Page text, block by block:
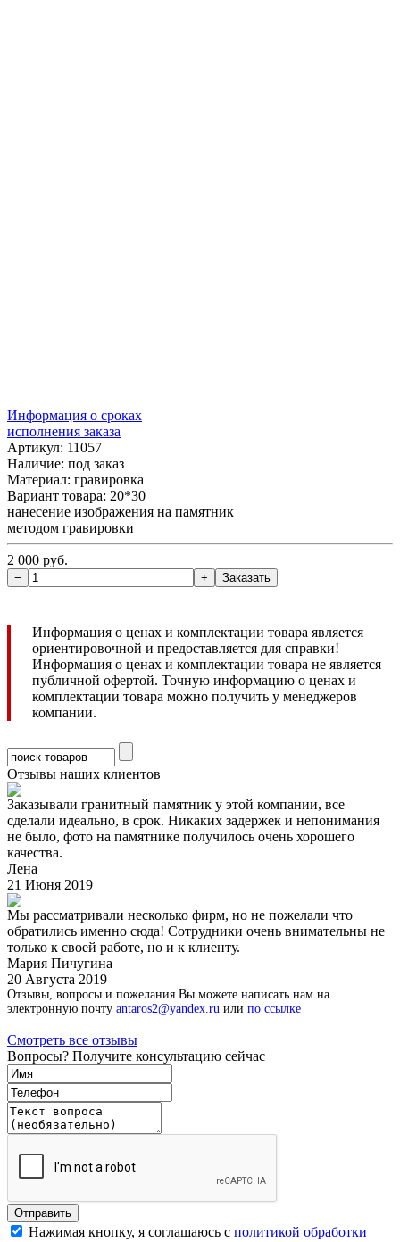
Информация о сроках
исполнения заказа
Артикул: 11057
Наличие: под заказ
Материал: гравировка
Вариант товара: 20*30
нанесение изображения на памятник
методом гравировки
2 000 руб.
Информация о ценах и комплектации товара является
ориентировочной и предоставляется для справки!
Информация о ценах и комплектации товара не является
публичной офертой. Точную информацию о ценах и
комплектации товара можно получить у менеджеров
компании.
Отзывы наших клиентов
Заказывали гранитный памятник у этой компании, все
сделали идеально, в срок. Никаких задержек и непонимания
не было, фото на памятнике получилось очень хорошего
качества.
Лена
21 Июня 2019
Мы рассматривали несколько фирм, но не пожелали что
обратились именно сюда! Сотрудники очень внимательны не
только к своей работе, но и к клиенту.
Мария Пичугина
20 Августа 2019
Отзывы, вопросы и пожелания Вы можете написать нам на
электронную почту antaros2@yandex.ru или по ссылке
Смотреть все отзывы
Вопросы? Получите консультацию сейчас
Нажимая кнопку, я соглашаюсь с политикой обработки